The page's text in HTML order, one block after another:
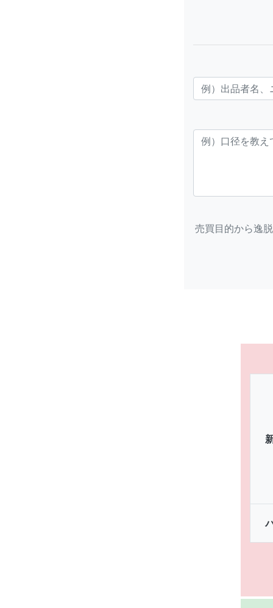
売買目的から逸